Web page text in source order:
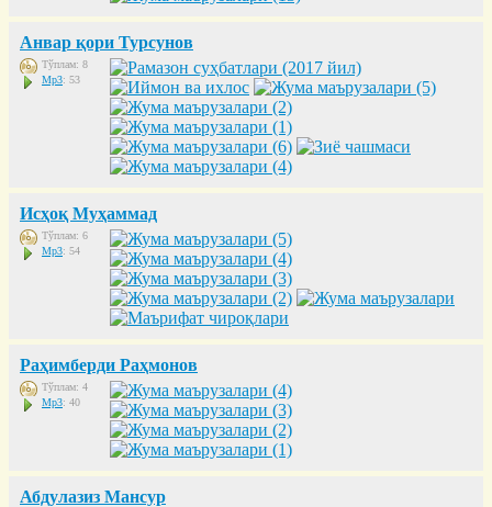
Анвар қори Турсунов
Тўплам: 8
Mp3: 53
Исҳоқ Муҳаммад
Тўплам: 6
Mp3: 54
Раҳимберди Раҳмонов
Тўплам: 4
Mp3: 40
Абдулазиз Мансур